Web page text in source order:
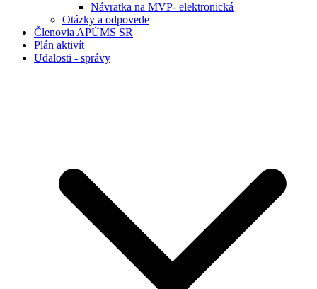
Návratka na MVP- elektronická
Otázky a odpovede
Členovia APÚMS SR
Plán aktivít
Udalosti - správy